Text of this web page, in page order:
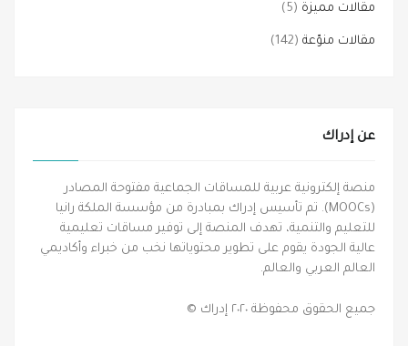
مقالات مميزة (5)
مقالات منوّعة (142)
عن إدراك
منصة إلكترونية عربية للمساقات الجماعية مفتوحة المصادر
(MOOCs). تم تأسيس إدراك بمبادرة من مؤسسة الملكة رانيا
للتعليم والتنمية، تهدف المنصة إلى توفير مساقات تعليمية
عالية الجودة يقوم على تطوير محتوياتها نخب من خبراء وأكاديمي
العالم العربي والعالم.
جميع الحقوق محفوظة ٢٠٢٠ إدراك ©